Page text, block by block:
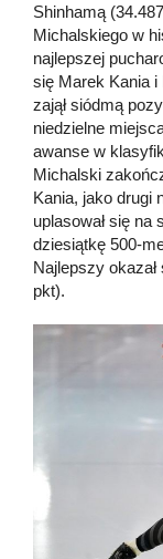
Shinhamą
Michalskiego w
najlepszej
się Marek Kania
zajął siódmą
niedzielne
awanse w
Michalski
Kania, jako drugi
uplasował się
dziesiątkę 500-
Najlepszy
pkt).